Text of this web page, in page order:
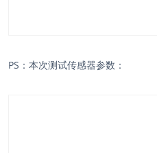
PS：本次测试传感器参数：